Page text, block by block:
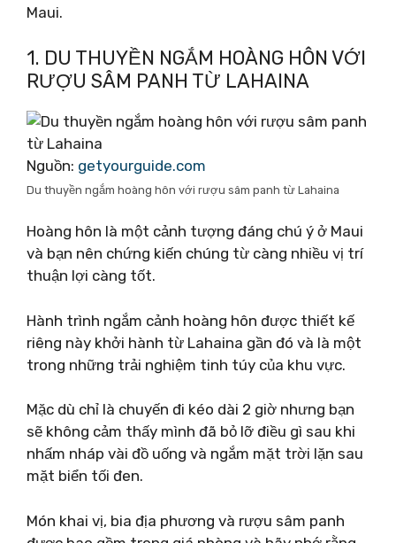
Maui.
1. DU THUYỀN NGẮM HOÀNG HÔN VỚI
RƯỢU SÂM PANH TỪ LAHAINA
Nguồn: getyourguide.com
Du thuyền ngắm hoàng hôn với rượu sâm panh từ Lahaina
Hoàng hôn là một cảnh tượng đáng chú ý ở Maui
và bạn nên chứng kiến ​​chúng từ càng nhiều vị trí
thuận lợi càng tốt.
Hành trình ngắm cảnh hoàng hôn được thiết kế
riêng này khởi hành từ Lahaina gần đó và là một
trong những trải nghiệm tinh túy của khu vực.
Mặc dù chỉ là chuyến đi kéo dài 2 giờ nhưng bạn
sẽ không cảm thấy mình đã bỏ lỡ điều gì sau khi
nhấm nháp vài đồ uống và ngắm mặt trời lặn sau
mặt biển tối đen.
Món khai vị, bia địa phương và rượu sâm panh